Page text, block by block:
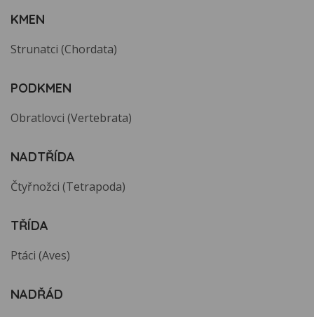
KMEN
Strunatci (Chordata)
PODKMEN
Obratlovci (Vertebrata)
NADTŘÍDA
Čtyřnožci (Tetrapoda)
TŘÍDA
Ptáci (Aves)
NADŘÁD